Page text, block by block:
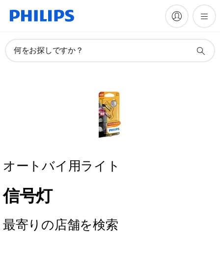
何をお探しですか？
オートバイ用ライト
信号灯
最寄りの店舗を検索